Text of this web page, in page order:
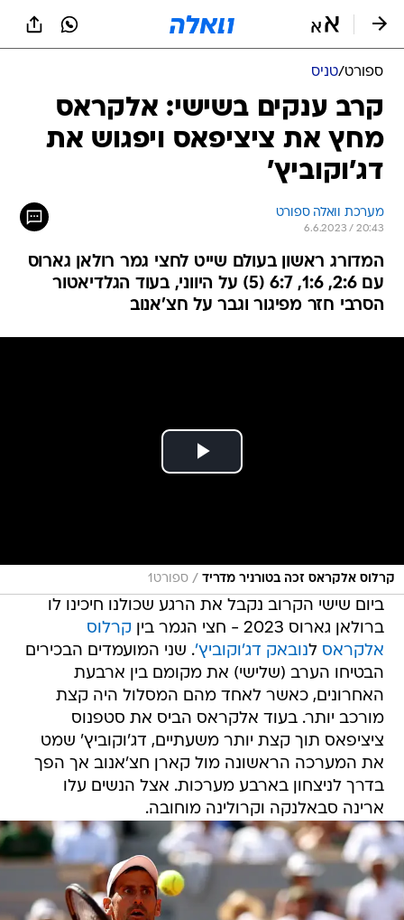
ספורט/טניס
קרב ענקים בשישי: אלקראס
מחץ את ציציפאס ויפגוש את
דג'וקוביץ'
מערכת וואלה ספורט
6.6.2023 / 20:43
המדורג ראשון בעולם שייט לחצי גמר רולאן גארוס
עם 2:6, 1:6, 6:7 (5) על היווני, בעוד הגלדיאטור
הסרבי חזר מפיגור וגבר על חצ'אנוב
קרלוס אלקראס זכה בטורניר מדריד / ספורט1
ביום שישי הקרוב נקבל את הרגע שכולנו חיכינו לו
ברולאן גארוס 2023 - חצי הגמר בין
קרלוס
אלקראס לנובאק דג'וקוביץ'. שני המועמדים הבכירים
הבטיחו הערב (שלישי) את מקומם בין ארבעת
האחרונים, כאשר לאחד מהם המסלול היה קצת
מורכב יותר. בעוד אלקראס הביס את סטפנוס
ציציפאס תוך קצת יותר משעתיים, דג'וקוביץ' שמט
את המערכה הראשונה מול קארן חצ'אנוב אך הפך
בדרך לניצחון בארבע מערכות. אצל הנשים עלו
ארינה סבאלנקה וקרולינה מוחובה.